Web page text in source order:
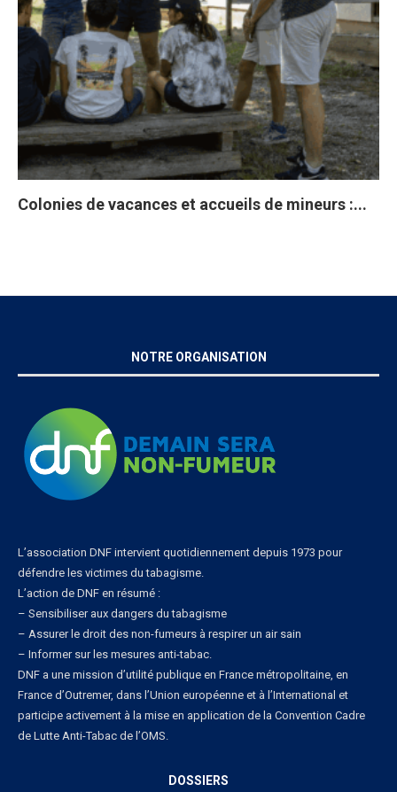
Colonies de vacances et accueils de mineurs :...
NOTRE ORGANISATION
L’association DNF intervient quotidiennement depuis 1973 pour
défendre les victimes du tabagisme.
L’action de DNF en résumé :
– Sensibiliser aux dangers du tabagisme
– Assurer le droit des non-fumeurs à respirer un air sain
– Informer sur les mesures anti-tabac.
DNF a une mission d’utilité publique en France métropolitaine, en
France d’Outremer, dans l’Union européenne et à l’International et
participe activement à la mise en application de la Convention Cadre
de Lutte Anti-Tabac de l’OMS.
DOSSIERS